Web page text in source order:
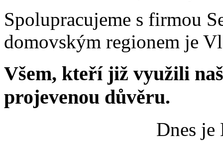
Spolupracujeme s firmou
domovským regionem je
Všem, kteří již využili
projevenou důvěru.
Dnes je